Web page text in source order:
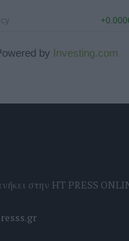
by Investing.com
στην HT PRESS